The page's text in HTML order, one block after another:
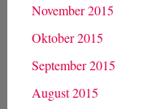
Juni 2016
Mai 2016
April 2016
März 2016